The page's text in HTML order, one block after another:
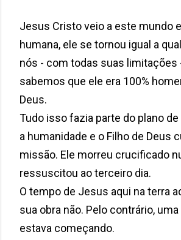
Jesus Cristo veio a este mundo
humana, ele se tornou igual a
nós - com todas suas limitações
sabemos que ele era 100%
Deus.
Tudo isso fazia parte do plano de
a humanidade e o Filho de Deus
missão. Ele morreu crucificado
ressuscitou ao terceiro dia.
O tempo de Jesus aqui na terra
sua obra não. Pelo contrário,
estava começando.